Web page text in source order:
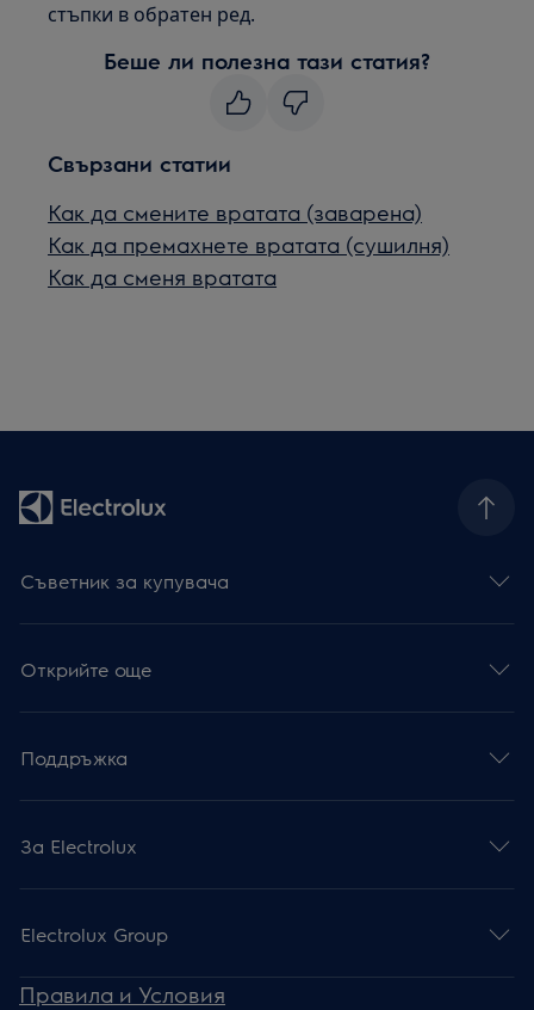
стъпки в обратен ред.
Беше ли полезна тази статия?
Свързани статии
Как да смените вратата (заварена)
Как да премахнете вратата (сушилня)
Как да сменя вратата
Съветник за купувача
Открийте още
Поддръжка
За Electrolux
Electrolux Group
Правила и Условия